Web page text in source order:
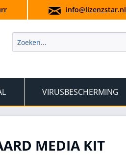
info@lizenzstar.nl
VIRUSBESCHERMING
MEDIA KIT